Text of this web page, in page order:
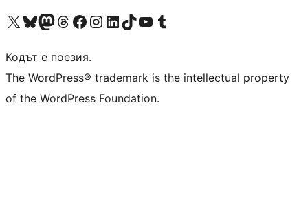
Visit our X (formerly Twitter) account
Visit our Bluesky account
Visit our Mastodon account
Visit our Threads account
Посетете нашата страница във Facebook
Посетете нашия профил в Instagram
Посетете нашия профил в LinkedIn
Visit our TikTok account
Visit our YouTube channel
Visit our Tumblr account
Кодът е поезия.
The WordPress® trademark is the intellectual property
of the WordPress Foundation.